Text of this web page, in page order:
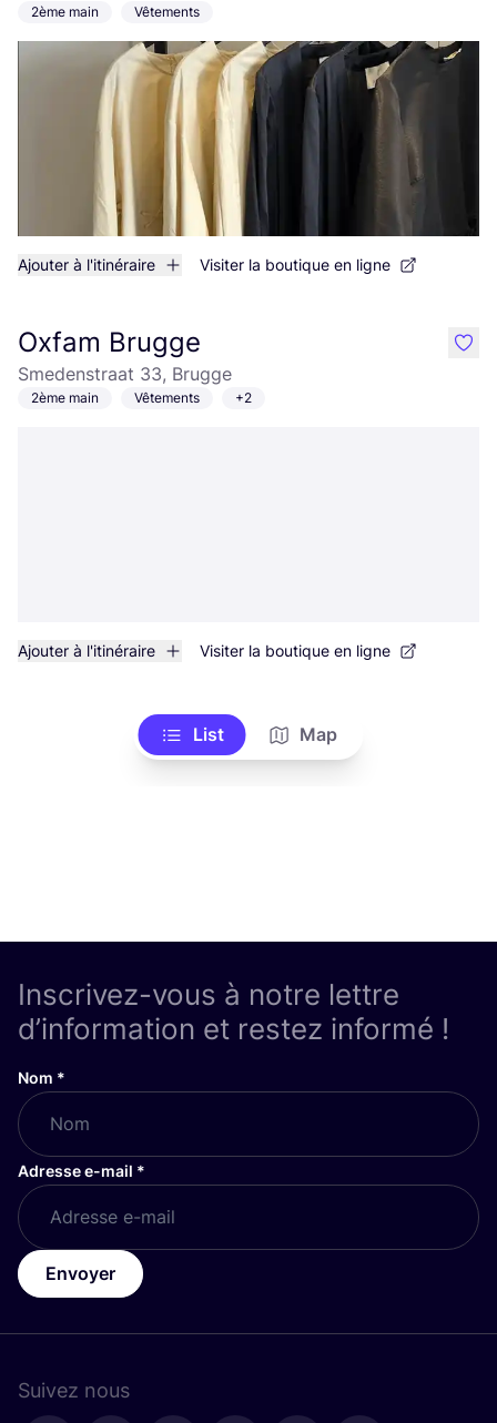
2ème main Vêtements
Ajouter à l'itinéraire Visiter la boutique en ligne
Oxfam Brugge
Smedenstraat 33, Brugge
2ème main Vêtements +2
Ajouter à l'itinéraire Visiter la boutique en ligne
like
List Map
Inscrivez-vous à notre lettre
d’information et restez informé !
Nom *
Adresse e-mail *
Envoyer
Suivez nous